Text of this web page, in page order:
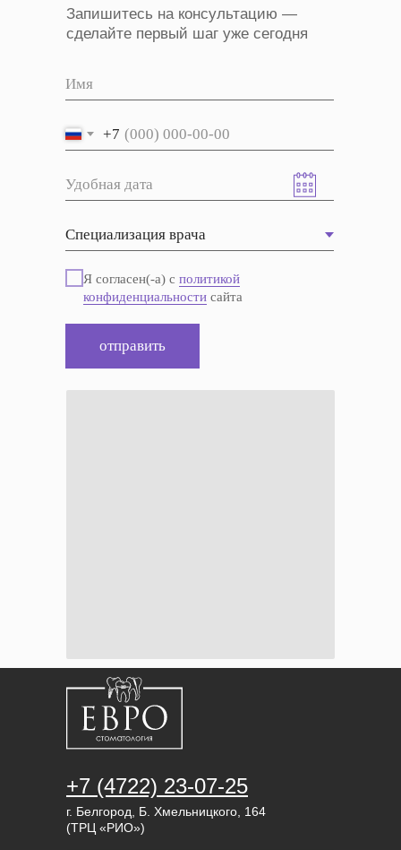
Запишитесь на консультацию —
сделайте первый шаг уже сегодня
+7
Я согласен(-а) с политикой
конфиденциальности сайта
отправить
г. Белгород, Б. Хмельницкого, 164
(ТРЦ «РИО»)
+7 (4722) 23-07-25